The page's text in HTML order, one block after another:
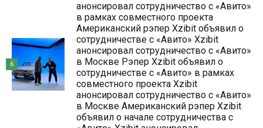
анонсировал сотрудничество с «Авито»
в рамках совместного проекта
Американский рэпер Xzibit объявил о
сотрудничестве с «Авито» Xzibit
анонсировал сотрудничество с «Авито»
в Москве Рэпер Xzibit объявил о
сотрудничестве с «Авито» в рамках
совместного проекта Xzibit
анонсировал сотрудничество с «Авито»
в Москве Американский рэпер Xzibit
объявил о начале сотрудничества с
6